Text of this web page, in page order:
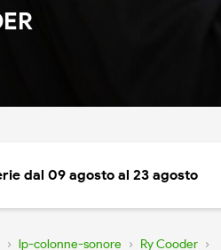
dal 09 agosto al 23 agosto
› lp-colonne-sonore › Ry Cooder ›